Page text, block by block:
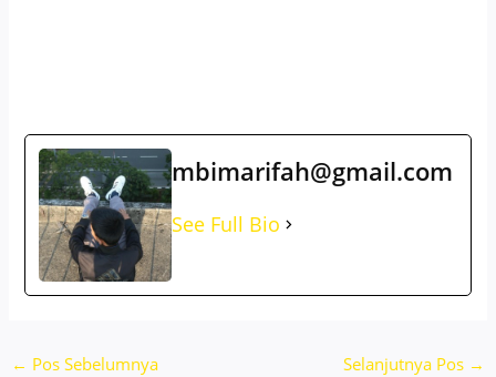
mbimarifah@gmail.com
See Full Bio
← Pos Sebelumnya Selanjutnya Pos →